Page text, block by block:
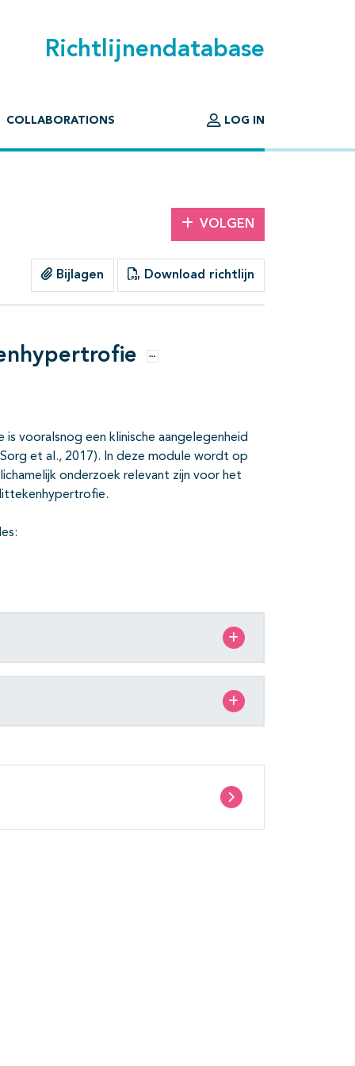
Richtlijnendatabase
COLLABORATIONS LOG IN
VOLGEN
Bijlagen Download richtlijn
Opties
vooralsnog een klinische aangelegenheid
et al., 2017). In deze module wordt op
onderzoek relevant zijn voor het